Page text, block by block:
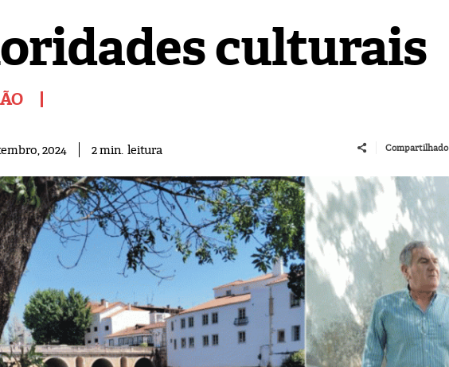
culturais
2024 2min. leitura Compartilhado